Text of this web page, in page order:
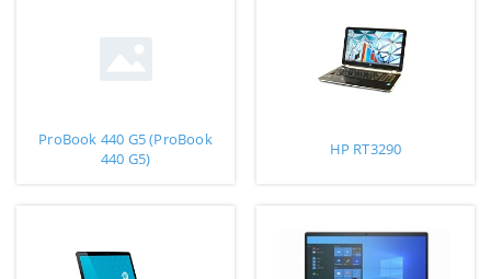
ProBook 440 G5 (ProBook
440 G5)
HP RT3290